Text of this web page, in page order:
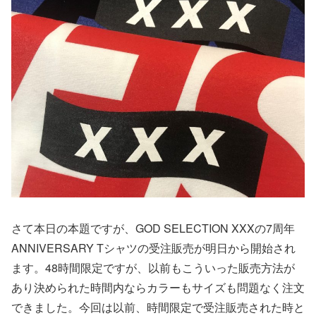
さて本日の本題ですが、GOD SELECTION XXXの7周年
ANNIVERSARY Tシャツの受注販売が明日から開始され
ます。48時間限定ですが、以前もこういった販売方法が
あり決められた時間内ならカラーもサイズも問題なく注文
できました。今回は以前、時間限定で受注販売された時と